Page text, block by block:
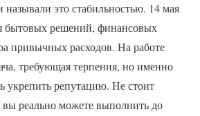
называли это стабильностью. 14 мая
бытовых решений, финансовых
привычных расходов. На работе
требующая терпения, но именно
укрепить репутацию. Не стоит
реально можете выполнить до